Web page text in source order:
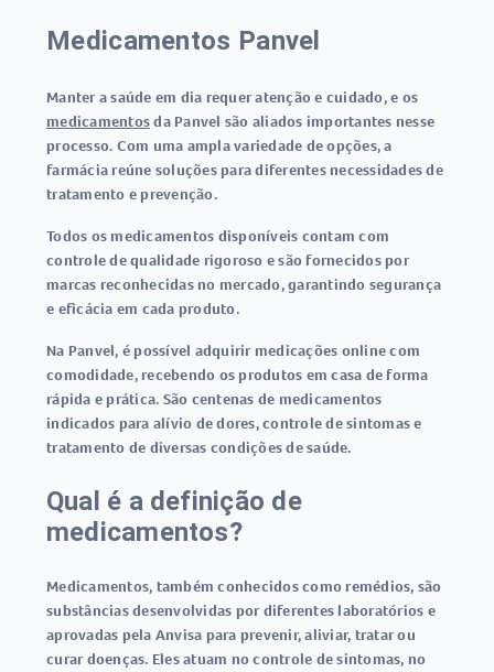
Medicamentos Panvel
Manter a saúde em dia requer atenção e cuidado, e os
medicamentosda Panvel são aliados importantes nesse
processo. Com uma ampla variedade de opções, a
farmácia reúne soluções para diferentes necessidades de
tratamento e prevenção.
Todos os medicamentos disponíveis contam com
controle de qualidade rigoroso e são fornecidos por
marcas reconhecidas no mercado, garantindo segurança
e eficácia em cada produto.
Na Panvel, é possível adquirir medicações online com
comodidade, recebendo os produtos em casa de forma
rápida e prática. São centenas de medicamentos
indicados para alívio de dores, controle de sintomas e
tratamento de diversas condições de saúde.
Qual é a definição de
medicamentos?
Medicamentos, também conhecidos como remédios, são
substâncias desenvolvidas por diferentes laboratórios e
aprovadas pela Anvisa para prevenir, aliviar, tratar ou
curar doenças. Eles atuam no controle de sintomas, no